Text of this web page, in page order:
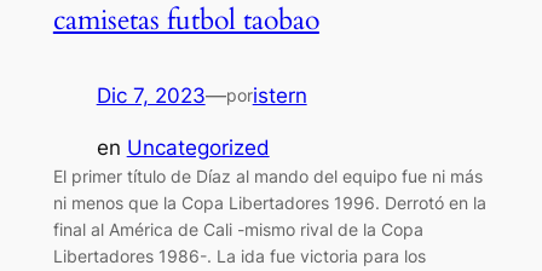
camisetas futbol taobao
Dic 7, 2023—poristern
en Uncategorized
El primer título de Díaz al mando del equipo fue ni más
ni menos que la Copa Libertadores 1996. Derrotó en la
final al América de Cali -mismo rival de la Copa
Libertadores 1986-. La ida fue victoria para los